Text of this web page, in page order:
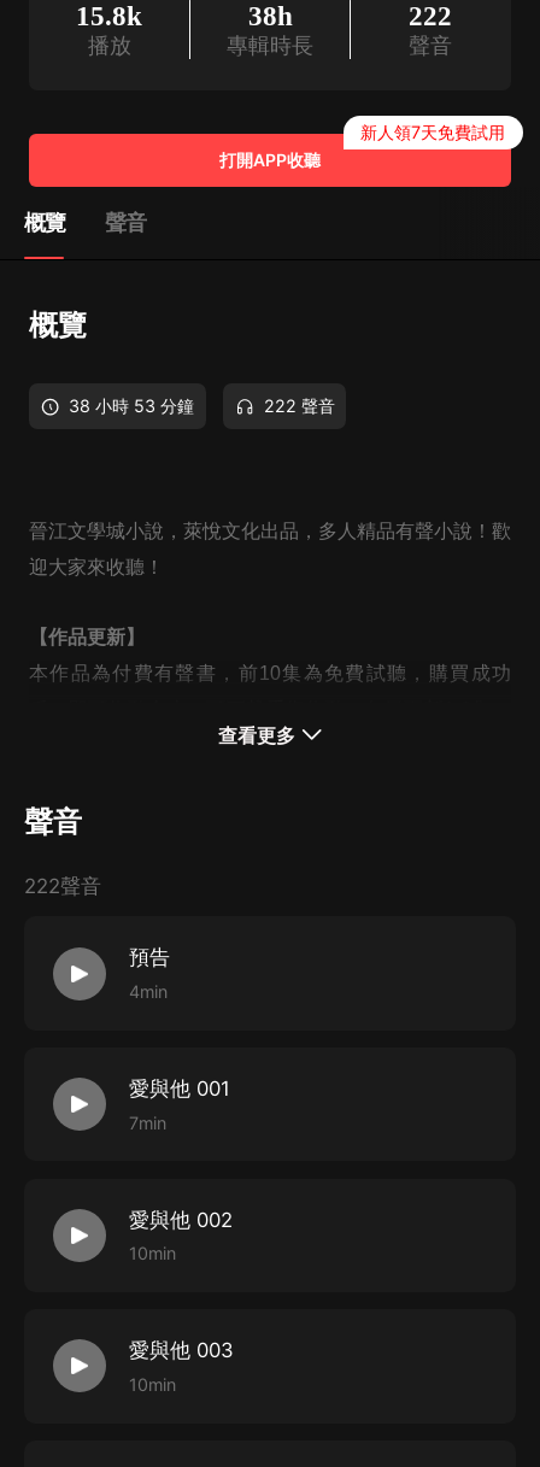
15.8k
播放
38h
專輯時長
222
聲音
打開APP收聽
新人領7天免費試用
概覽 聲音
概覽
38 小時 53 分鐘 222 聲音
晉江文學城小說，萊悅文化出品，多人精品有聲小說！歡
迎大家來收聽！
【作品更新】
本作品為付費有聲書，前10集為免費試聽，購買成功
快來訂閱吧！
查看更多
聲音
222聲音
預告
4min
愛與他 001
7min
愛與他 002
10min
愛與他 003
10min